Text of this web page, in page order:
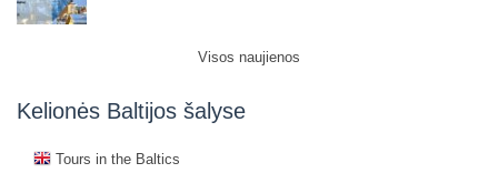
Visos naujienos
Kelionės Baltijos šalyse
Tours in the Baltics